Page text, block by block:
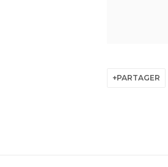
PARTAGER